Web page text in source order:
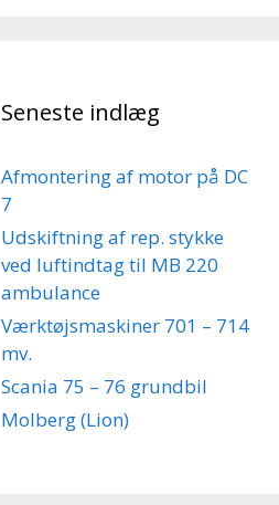
Seneste indlæg
Afmontering af motor på DC
7
Udskiftning af rep. stykke
ved luftindtag til MB 220
ambulance
Værktøjsmaskiner 701 – 714
mv.
Scania 75 – 76 grundbil
Molberg (Lion)